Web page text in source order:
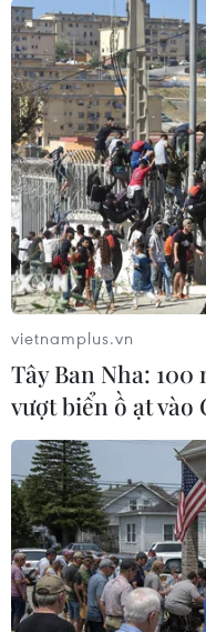
#Australia
#Xả súng
#Câu lạc bộ ban đêm
#Băng nhóm tội phạm
Theo dõi VietnamPlus
TIN LIÊN QUAN
vietnamplus.vn
Tây Ban Nha:
vượt biển ồ ạt vào